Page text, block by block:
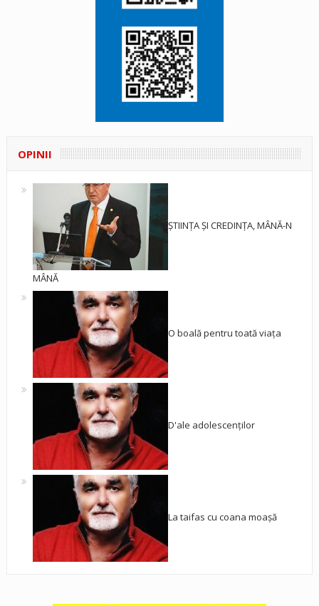
OPINII
ȘTIINȚA ȘI CREDINȚA, MÂNĂ-N
MÂNĂ
O boală pentru toată viața
D'ale adolescenților
La taifas cu coana moașă